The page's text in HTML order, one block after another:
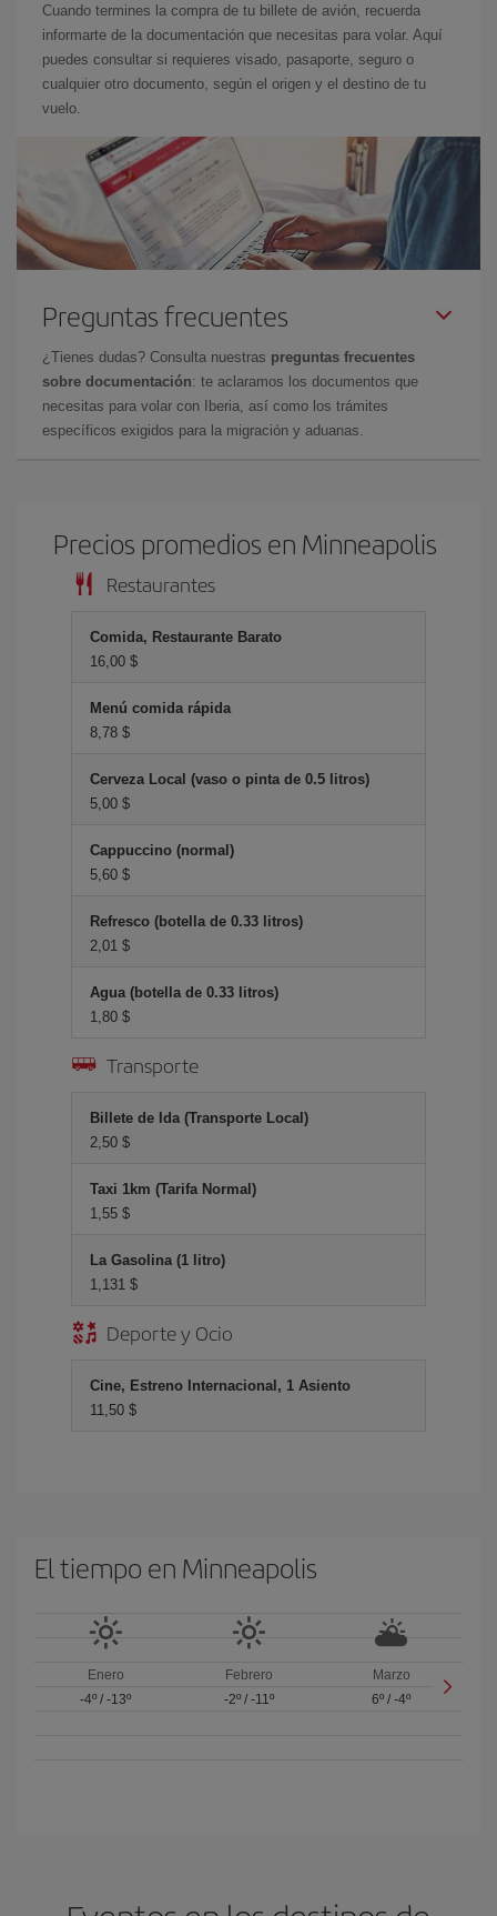
Cuando termines la compra de tu billete de avión, recuerda
informarte de la documentación que necesitas para volar. Aquí
puedes consultar si requieres visado, pasaporte, seguro o
cualquier otro documento, según el origen y el destino de tu
vuelo.
Preguntas frecuentes
¿Tienes dudas? Consulta nuestras preguntas frecuentes
sobre documentación: te aclaramos los documentos que
necesitas para volar con Iberia, así como los trámites
específicos exigidos para la migración y aduanas.
Precios promedios en Minneapolis
Restaurantes
Comida, Restaurante Barato
16,00 $
Menú comida rápida
8,78 $
Cerveza Local (vaso o pinta de 0.5 litros)
5,00 $
Cappuccino (normal)
5,60 $
Refresco (botella de 0.33 litros)
2,01 $
Agua (botella de 0.33 litros)
1,80 $
Transporte
Billete de Ida (Transporte Local)
2,50 $
Taxi 1km (Tarifa Normal)
1,55 $
La Gasolina (1 litro)
1,131 $
Deporte y Ocio
Cine, Estreno Internacional, 1 Asiento
11,50 $
El tiempo en Minneapolis
Enero
-4º /-13º
Febrero
-2º/ -11º
Marzo
6º /-4º